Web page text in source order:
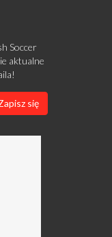
Soccer
aktualne
się